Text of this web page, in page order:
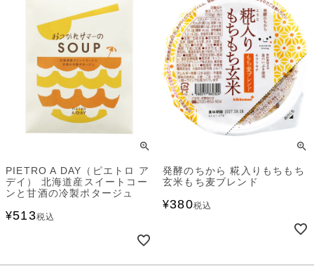
PIETRO A DAY（ピエトロ ア
デイ） 北海道産スイートコー
ンと甘酒の冷製ポタージュ
¥513税込
発酵のちから 糀入りもちもち
玄米もち麦ブレンド
¥380税込